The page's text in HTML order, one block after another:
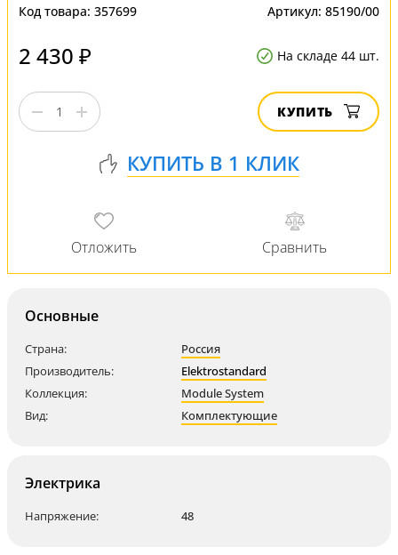
Код товара: 357699 Артикул: 85190/00
2 430 ₽ На складе 44 шт.
КУПИТЬ
Основные
Страна:
Россия
Производитель:
Elektrostandard
Коллекция:
Module System
Вид:
Комплектующие
Электрика
Напряжение: 48